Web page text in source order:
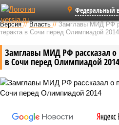
Федеральный
Версия //Власть //Замглавы МИД РФ
теракта в Сочи перед Олимпиадой 2014
Замглавы МИД РФ рассказал о
в Сочи перед Олимпиадой 2014